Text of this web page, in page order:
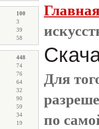
100
3
39
58
448
74
76
64
32
90
59
34
19
Для
по